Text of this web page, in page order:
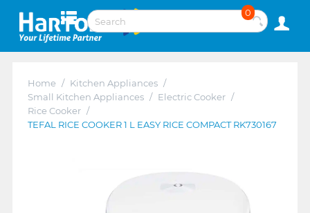
0
Home / Kitchen Appliances /
Small Kitchen Appliances / Electric Cooker /
Rice Cooker /
TEFAL RICE COOKER 1 L EASY RICE COMPACT RK730167